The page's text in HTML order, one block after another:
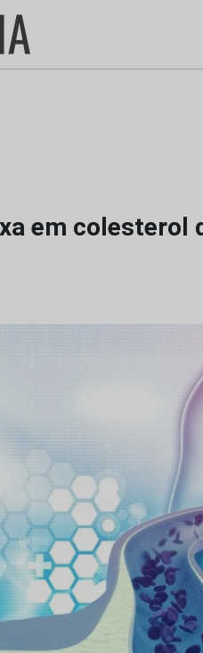
em colesterol